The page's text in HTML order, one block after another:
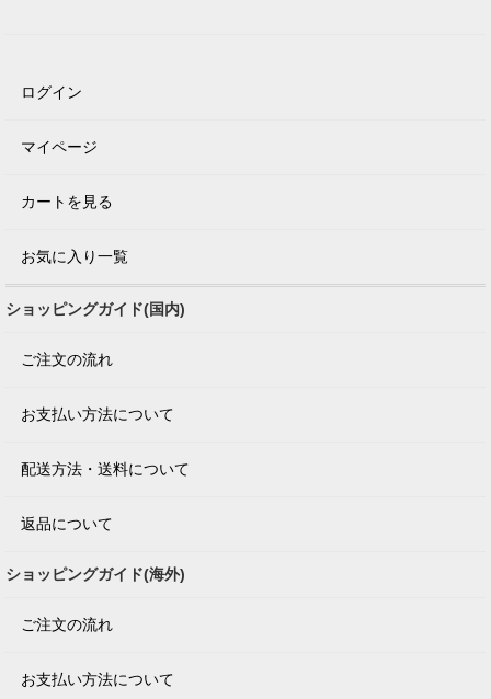
ログイン
マイページ
カートを見る
お気に入り一覧
ショッピングガイド(国内)
ご注文の流れ
お支払い方法について
配送方法・送料について
返品について
ショッピングガイド(海外)
ご注文の流れ
お支払い方法について